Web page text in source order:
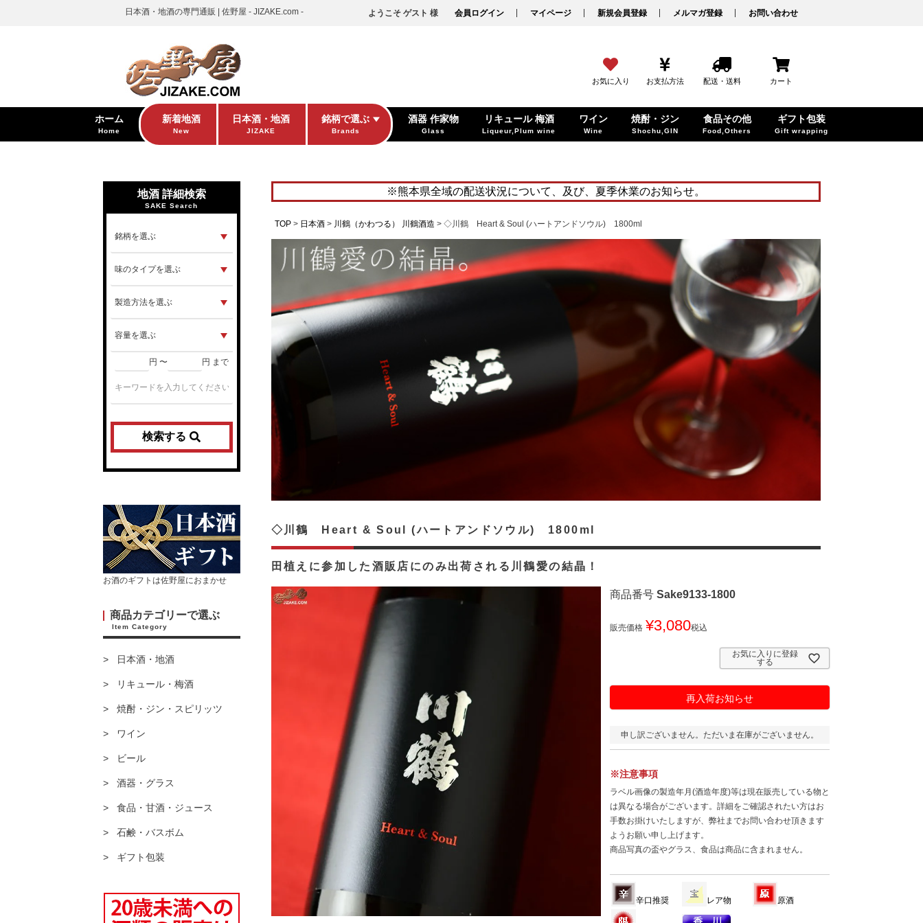
日本酒・地酒の専門通販 | 佐野屋 - JIZAKE.com - ようこそ ゲスト 様 会員ログイン マイページ 新規会員登録 メルマガ登録 お問い合わせ
お気に入り お支払方法 配送・送料 カート
ホーム
Home
新着地酒
New
日本酒・地酒
JIZAKE
銘柄で選ぶ
Brands
酒器 作家物
Glass
リキュール 梅酒
Liqueur,Plum wine
ワイン
Wine
焼酎・ジン
Shochu,GIN
食品その他
Food,Others
ギフト包装
Gift wrapping
地酒 詳細検索
SAKE Search
円 〜 円 まで
検索する
お酒のギフトは佐野屋におまかせ
商品カテゴリーで選ぶ
Item Category
日本酒・地酒
リキュール・梅酒
焼酎・ジン・スピリッツ
ワイン
ビール
酒器・グラス
食品・甘酒・ジュース
石鹸・バスボム
ギフト包装
※熊本県全域の配送状況について、及び、夏季休業のお知らせ。
TOP 日本酒 川鶴（かわつる） 川鶴酒造 ◇川鶴 Heart & Soul (ハートアンドソウル) 1800ml
田植えに参加した酒販店にのみ出荷される川鶴愛の結晶！
◇川鶴 Heart & Soul (ハートアンドソウル) 1800ml
商品番号 Sake9133-1800
販売価格 ¥3,080税込
お気に入りに登録
する
再入荷お知らせ
申し訳ございません。ただいま在庫がございません。
※注意事項
ラベル画像の製造年月(酒造年度)等は現在販売している物と
は異なる場合がございます。詳細をご確認されたい方はお
手数お掛けいたしますが、弊社までお問い合わせ頂きます
ようお願い申し上げます。
商品写真の盃やグラス、食品は商品に含まれません。
辛口推奨 レア物 原酒